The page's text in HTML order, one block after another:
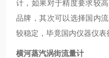
计，如果对于精度要求较
品牌，其次可以选择国内
较稳定，毕竟国内仪器仪表
横河蒸汽涡街流量计